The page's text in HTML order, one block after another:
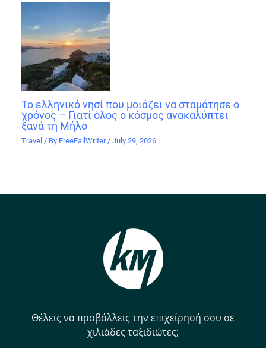
Το ελληνικό νησί που μοιάζει να σταμάτησε ο
χρόνος – Γιατί όλος ο κόσμος ανακαλύπτει
ξανά τη Μήλο
Travel / By FreeFallWriter /July 29, 2026
Θέλεις να προβάλλεις την επιχείρησή σου σε
χιλιάδες ταξιδιώτες;